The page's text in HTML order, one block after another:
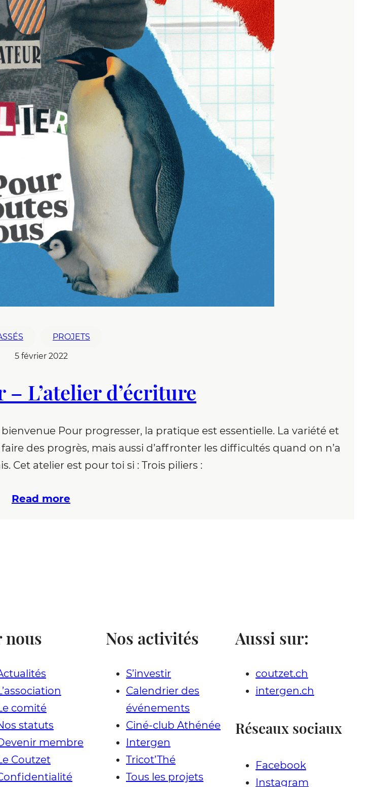
PROJETS
5 février 2022
L’atelier d’écriture
Pour progresser, la pratique est essentielle. La variété et
des progrès, mais aussi d’affronter les difficultés quand on n’a
Cet atelier est pour toi si : Trois piliers :
Read more
nous
comité
statuts
membre
Coutzet
Nos activités
S’investir
Calendrier des
événements
Ciné-club Athénée
Intergen
Tricot’Thé
Tous les projets
Aussi sur:
coutzet.ch
intergen.ch
Réseaux sociaux
Facebook
Instagram